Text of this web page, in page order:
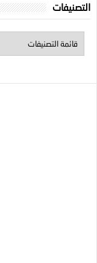
التصنيفات